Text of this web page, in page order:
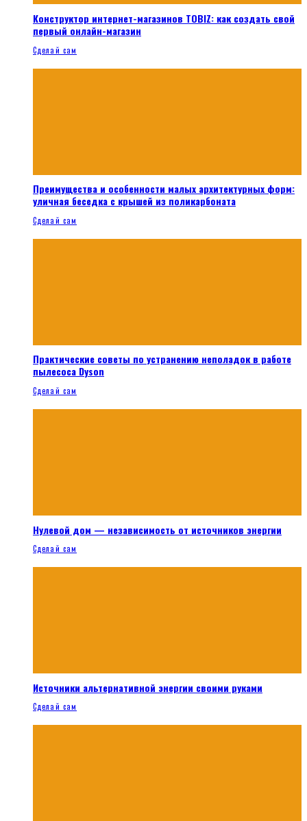
Конструктор интернет-магазинов TOBIZ: как создать свой
первый онлайн-магазин
Сделай сам
Преимущества и особенности малых архитектурных форм:
уличная беседка с крышей из поликарбоната
Сделай сам
Практические советы по устранению неполадок в работе
пылесоса Dyson
Сделай сам
Нулевой дом — независимость от источников энергии
Сделай сам
Источники альтернативной энергии своими руками
Сделай сам